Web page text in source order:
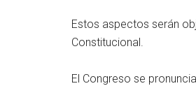
Estos aspectos serán
Constitucional.
El Congreso se